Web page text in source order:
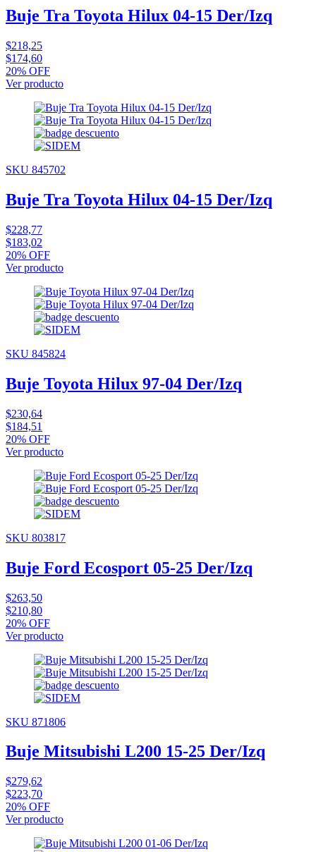
Buje Tra Toyota Hilux 04-15 Der/Izq
$218,25
$174,60
20% OFF
Ver producto
SKU 845702
Buje Tra Toyota Hilux 04-15 Der/Izq
$228,77
$183,02
20% OFF
Ver producto
SKU 845824
Buje Toyota Hilux 97-04 Der/Izq
$230,64
$184,51
20% OFF
Ver producto
SKU 803817
Buje Ford Ecosport 05-25 Der/Izq
$263,50
$210,80
20% OFF
Ver producto
SKU 871806
Buje Mitsubishi L200 15-25 Der/Izq
$279,62
$223,70
20% OFF
Ver producto